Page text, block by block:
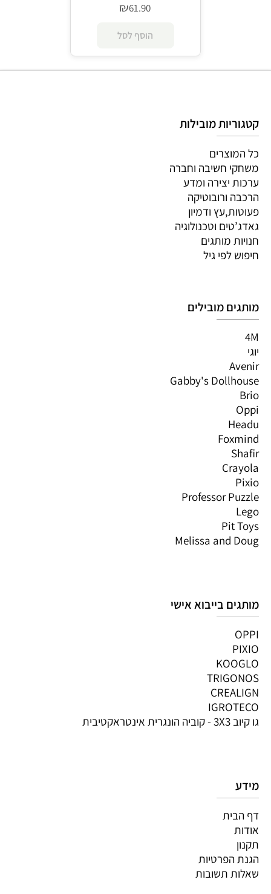
₪61.90
הוסף לסל
קטגוריות מובילות
כל המוצרים
משחקי חשיבה וחברה
ערכות יצירה ומדע
הרכבה ורובוטיקה
פעוטות,עץ ודמיון
גאדג’טים וטכנולוגיה
חנויות מותגים
חיפוש לפי גיל
מותגים מובילים
4M
יוגי
Avenir
Gabby's Dollhouse
Brio
Oppi
Headu
Foxmind
Shafir
Crayola
Pixio
Professor Puzzle
Lego
Pit Toys
Melissa and Doug
מותגים בייבוא אישי
OPPI
PIXIO
KOOGLO
TRIGONOS
CREALIGN
IGROTECO
גו קיוב 3X3 - קוביה הונגרית אינטראקטיבית
מידע
דף הבית
אודות
תקנון
הגנת הפרטיות
שאלות תשובות